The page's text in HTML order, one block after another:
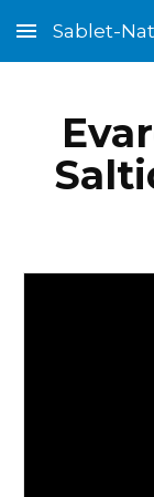
Skip to main
Sablet-